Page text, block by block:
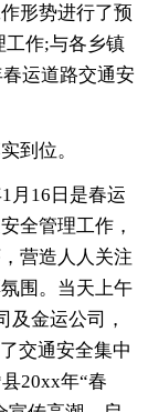
形势进行了预
工作;与各乡镇
运道路交通安
到位。
月16日是春运
全管理工作，
营造人人关注
围。当天上午
金运公司，
交通安全集中
20xx年“春